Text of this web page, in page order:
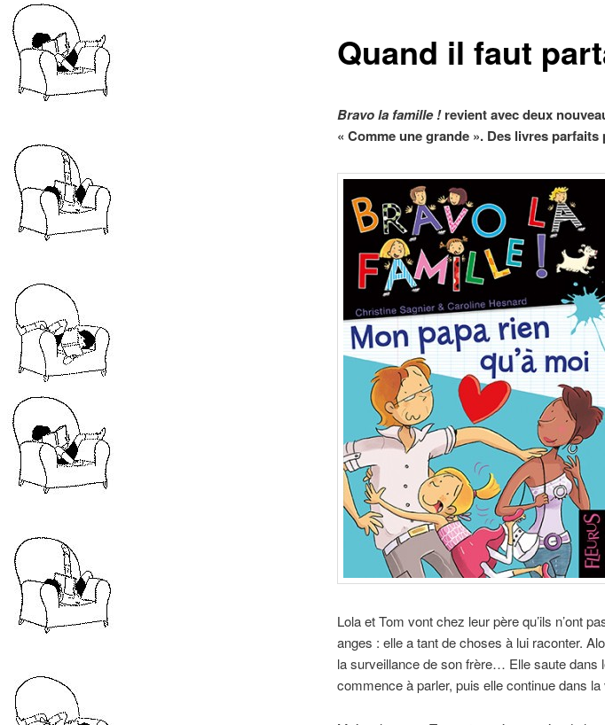
Quand il faut
Bravo la famille !revient avec deux
« Comme une grande ». Des livres
Lola et Tom vont chez leur père qu’ils n’ont
anges : elle a tant de choses à lui raconter.
la surveillance de son frère… Elle saute dans
commence à parler, puis elle continue dans la